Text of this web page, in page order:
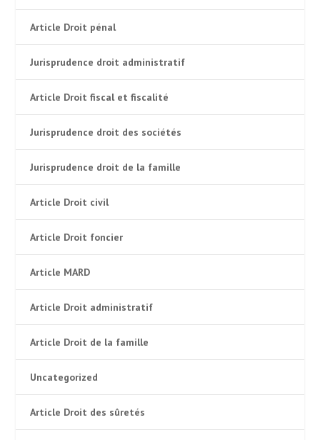
Article Droit pénal
Jurisprudence droit administratif
Article Droit fiscal et fiscalité
Jurisprudence droit des sociétés
Jurisprudence droit de la famille
Article Droit civil
Article Droit foncier
Article MARD
Article Droit administratif
Article Droit de la famille
Uncategorized
Article Droit des sûretés